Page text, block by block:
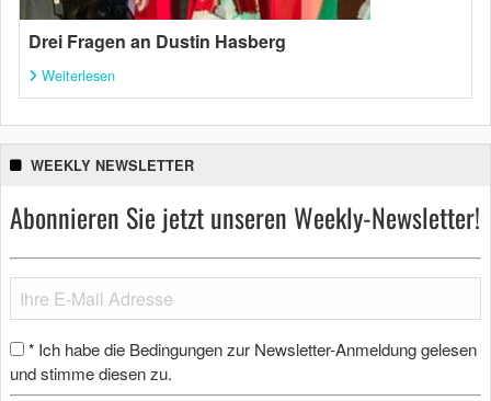
Drei Fragen an Dustin Hasberg
Weiterlesen
WEEKLY NEWSLETTER
Abonnieren Sie jetzt unseren Weekly-Newsletter!
* Ich habe die Bedingungen zur Newsletter-Anmeldung gelesen
und stimme diesen zu.